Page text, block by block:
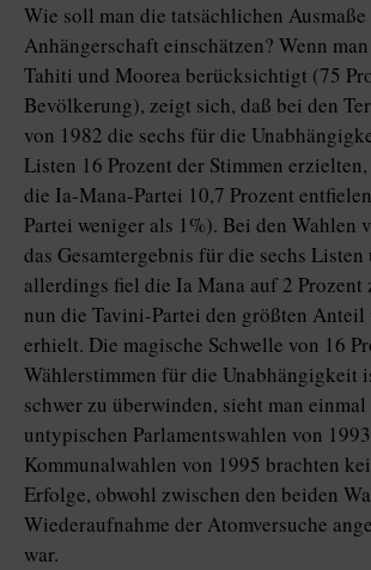
Wie soll man die tatsächlichen Ausmaße
Anhängerschaft einschätzen? Wenn
Tahiti und Moorea berücksichtigt (75
Bevölkerung), zeigt sich, daß bei den
von 1982 die sechs für die
Listen 16 Prozent der Stimmen
die Ia-Mana-Partei 10,7 Prozent
Partei weniger als 1%). Bei den Wahlen
das Gesamtergebnis für die sechs Listen
allerdings fiel die Ia Mana auf 2 Prozent
nun die Tavini-Partei den größten Anteil
erhielt. Die magische Schwelle von 16
Wählerstimmen für die Unabhängigkeit
schwer zu überwinden, sieht man einmal
untypischen Parlamentswahlen von
Kommunalwahlen von 1995 brachten
Erfolge, obwohl zwischen den beiden
Wiederaufnahme der Atomversuche
war.